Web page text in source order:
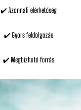
✔️ Azonnali elérhetőség
✔️ Gyors feldolgozás
✔️ Megbízható forrás